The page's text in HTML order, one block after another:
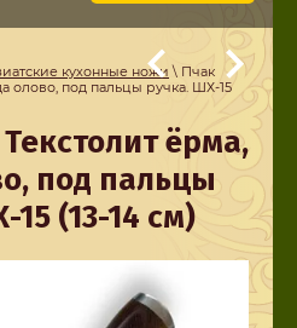
кухонные ножи \ Пчак
олово, под пальцы ручка. ШХ-15
ёрма,
под пальцы
(13-14 см)